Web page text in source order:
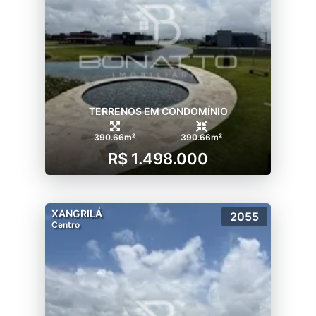
TERRENOS EM CONDOMÍNIO
390.66m² 390.66m²
R$ 1.498.000
XANGRILÁ
Centro
2055